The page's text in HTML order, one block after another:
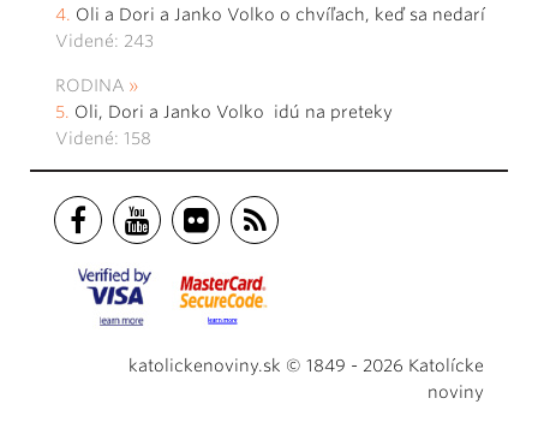
Oli a Dori a Janko Volko o chvíľach, keď sa nedarí
Videné: 243
RODINA
Oli, Dori a Janko Volko idú na preteky
Videné: 158
katolickenoviny.sk © 1849 - 2026 Katolícke
noviny